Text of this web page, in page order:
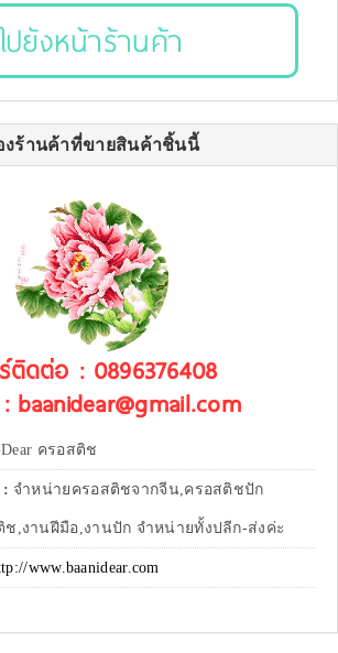
ไปยังหน้าร้านค้า
งร้านค้าที่ขายสินค้าชิ้นนี้
ติดต่อ : 0896376408
baanidear@gmail.com
Dear ครอสติช
: จำหน่ายครอสติชจากจีน,ครอสติชปัก
ช,งานฝีมือ,งานปัก จำหน่ายทั้งปลีก-ส่งค่ะ
www.baanidear.com